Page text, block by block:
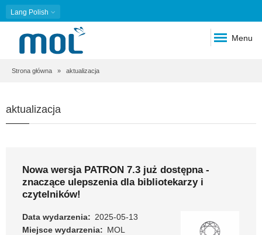
Lang Polish
Menu
Ścieżka
nawigacyjna
Strona główna aktualizacja
aktualizacja
Nowa wersja PATRON 7.3 już dostępna -
znaczące ulepszenia dla bibliotekarzy i
czytelników!
Data wydarzenia
2025-05-13
Miejsce wydarzenia
MOL